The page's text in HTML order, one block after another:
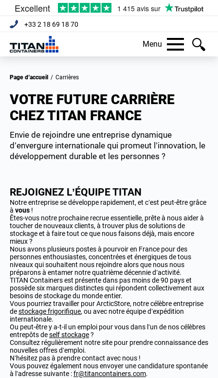
+33 2 18 69 18 70
Menu
Page d’accueil / Carrières
VOTRE FUTURE CARRIÈRE
CHEZ TITAN FRANCE
Envie de rejoindre une entreprise dynamique
d’envergure internationale qui promeut l’innovation, le
développement durable et les personnes ?
REJOIGNEZ L’ÉQUIPE TITAN
Notre entreprise se développe rapidement, et c’est peut-être grâce
à vous !
Êtes-vous notre prochaine recrue essentielle, prête à nous aider à
toucher de nouveaux clients, à trouver plus de solutions de
stockage et à faire tout ce que nous faisons déjà, mais encore
mieux ?
Nous avons plusieurs postes à pourvoir en France pour des
personnes enthousiastes, concentrées et énergiques de tous
niveaux qui souhaitent nous rejoindre alors que nous nous
préparons à entamer notre quatrième décennie d’activité.
TITAN Containers est présente dans pas moins de 90 pays et
possède six marques distinctes qui répondent collectivement aux
besoins de stockage du monde entier.
Vous pourriez travailler pour ArcticStore, notre célèbre entreprise
destockage frigorifique, ou avec notre équipe d’expédition
internationale.
Ou peut-être y a-t-il un emploi pour vous dans l’un de nos célèbres
entrepôts deself stockage?
Consultez régulièrement notre site pour prendre connaissance des
nouvelles offres d’emploi.
N’hésitez pas à prendre contact avec nous !
Vous pouvez également nous envoyer une candidature spontanée
à l’adresse suivante :fr@titancontainers.com.